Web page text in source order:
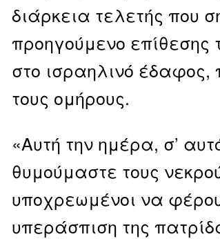
διάρκεια τελετής που
προηγούμενο επίθεσης
στο ισραηλινό
τους ομήρους.
«Αυτή την ημέρα, σ’
θυμούμαστε τους
υποχρεωμένοι να
υπεράσπιση της